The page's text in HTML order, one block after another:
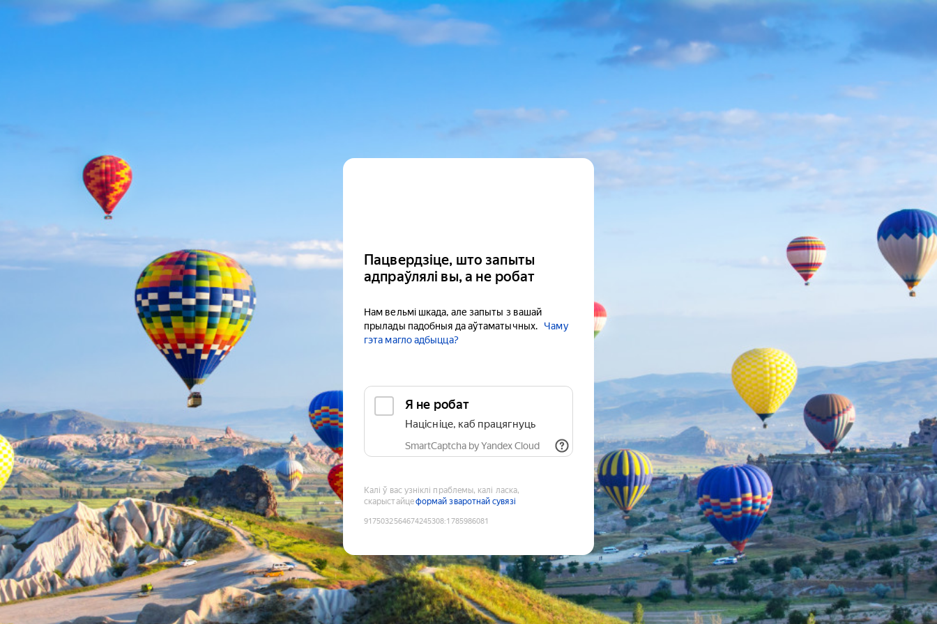
Пацвердзіце, што запыты
адпраўлялі вы, а не робат
Нам вельмі шкада, але запыты з вашай
прылады падобныя да аўтаматычных.
Чаму
гэта магло адбыцца?
Я не робат
Націсніце, каб працягнуць
SmartCaptcha by Yandex Cloud
Калі ў вас узніклі праблемы, калі ласка,
скарыстайцеформай зваротнай сувязі
9175032564674245308:1785986081